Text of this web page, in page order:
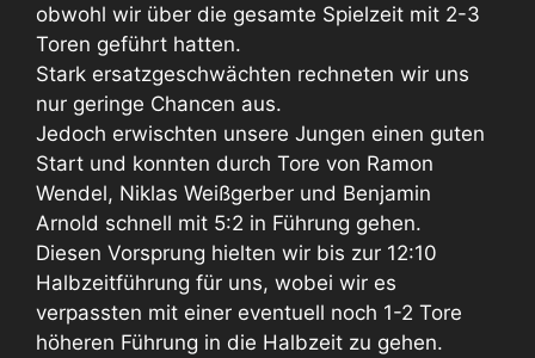
obwohl wir über die gesamte Spielzeit mit 2-3
Toren geführt hatten.
Stark ersatzgeschwächten rechneten wir uns
nur geringe Chancen aus.
Jedoch erwischten unsere Jungen einen guten
Start und konnten durch Tore von Ramon
Wendel, Niklas Weißgerber und Benjamin
Arnold schnell mit 5:2 in Führung gehen.
Diesen Vorsprung hielten wir bis zur 12:10
Halbzeitführung für uns, wobei wir es
verpassten mit einer eventuell noch 1-2 Tore
höheren Führung in die Halbzeit zu gehen.